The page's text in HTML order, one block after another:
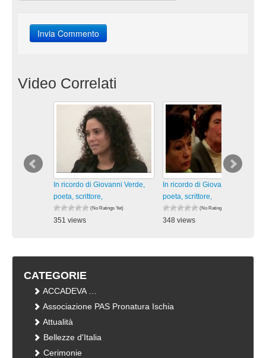
Video Correlati
In ricordo di Giovanni Verde,
poeta, scrittore,
(No Ratings Yet)
351 views
In ricordo di Giovanni Verde,
poeta, scrittore,
(No Ratings Yet)
348 views
CATEGORIE
ACCADEVA …
Associazione PAS Pronatura Ischia
Attualità
Bellezze d'Italia
Cerimonie